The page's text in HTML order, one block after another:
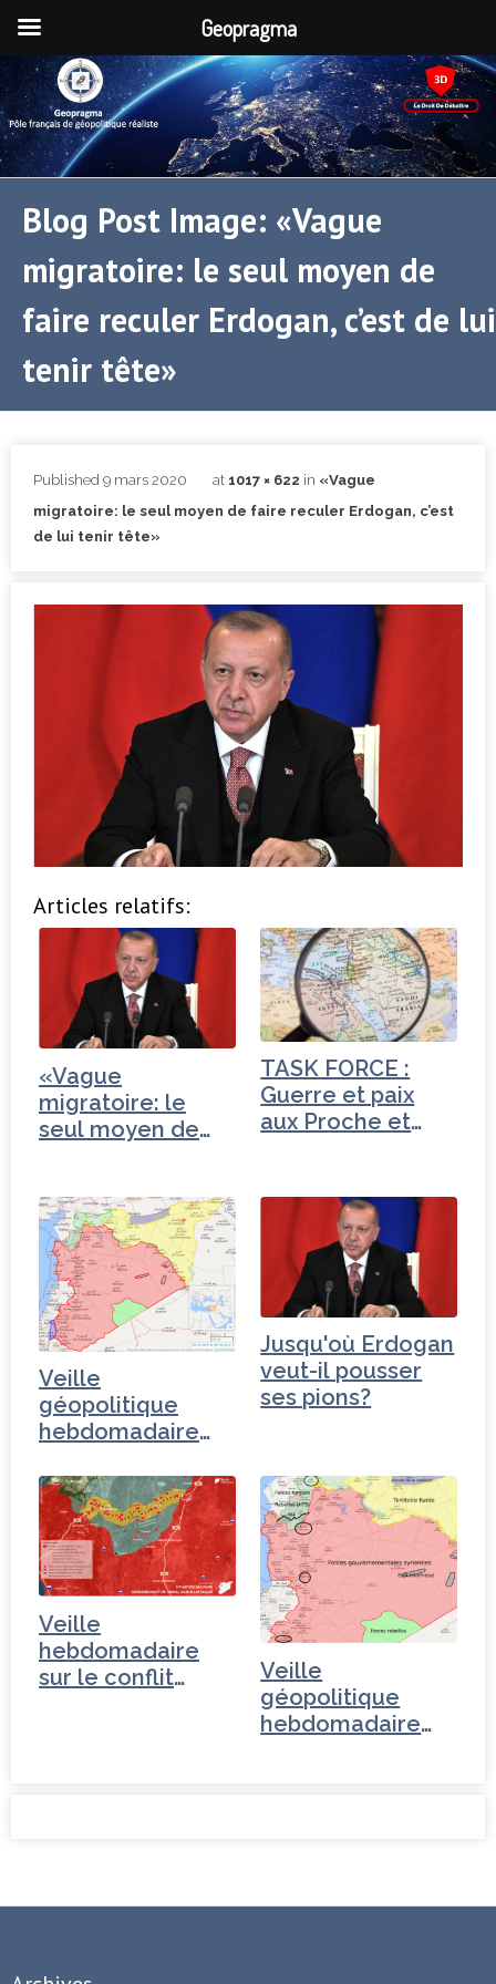
Blog Post Image: «Vague
migratoire: le seul moyen de
faire reculer Erdogan, c’est de lui
tenir tête»
Published 9 mars 2020 at 1017 × 622 in «Vague
migratoire: le seul moyen de faire reculer Erdogan, c’est
de lui tenir tête»
Articles relatifs:
«Vague
migratoire: le
seul moyen de
TASK FORCE :
Guerre et paix
aux Proche et
Veille
géopolitique
hebdomadaire
syrien
Jusqu'où Erdogan
veut-il pousser
ses pions?
Veille
hebdomadaire
sur le conflit
Veille
géopolitique
hebdomadaire
Geopragma